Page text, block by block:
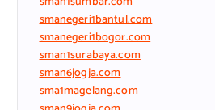
smanegeri1bantul.com
smanegeri1bogor.com
sman1surabaya.com
sman6jogja.com
sma1magelang.com